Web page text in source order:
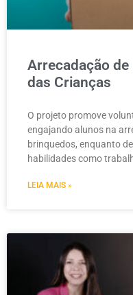
Arrecadação
das Crianças
O projeto promove
engajando alunos na
brinquedos, enquanto
habilidades como
LEIA MAIS »